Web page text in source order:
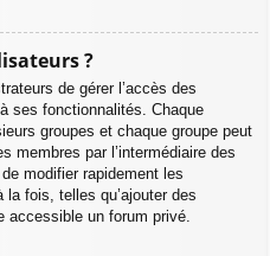
?
de gérer l’accès des
ses fonctionnalités. Chaque
groupes et chaque groupe peut
membres par l’intermédiaire des
modifier rapidement les
fois, telles qu’ajouter des
accessible un forum privé.